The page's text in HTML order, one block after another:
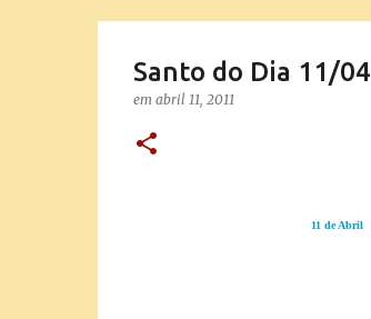
Santo do Dia 11/04
em abril 11, 2011
11 de Abril